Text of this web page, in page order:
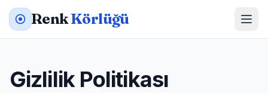
RenkKörlüğü
Gizlilik Politikası